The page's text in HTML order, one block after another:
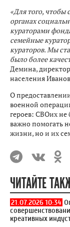
«Для того, чтобы
органах
кураторами
семейные
кураторов. Мы
было более
Демина,
населения
О
военной
героев: СВОих не
важно помогать
жизни, но и их
ЧИТАЙТЕ
21.07.2026 10:34
креативных